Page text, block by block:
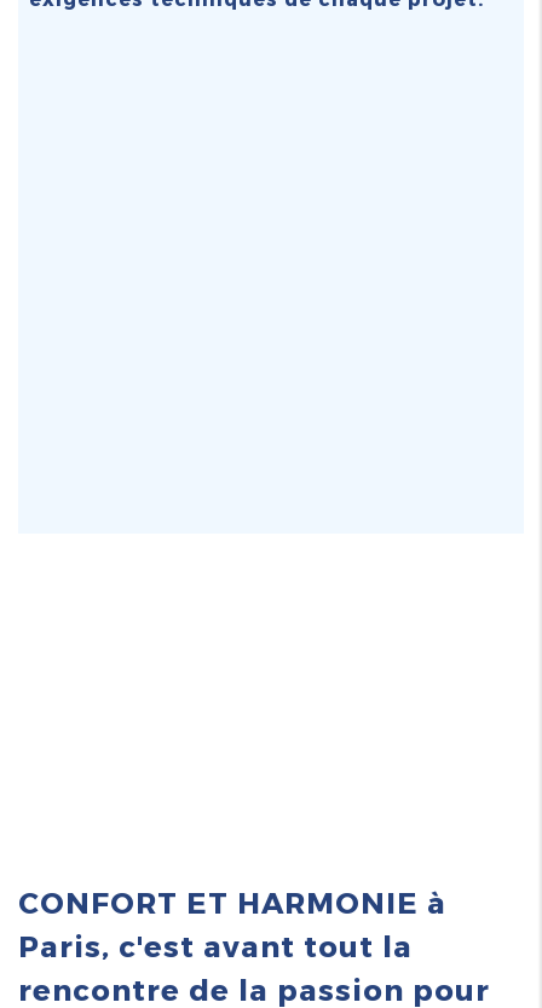
CONFORT ET HARMONIE à
Paris, c'est avant tout la
rencontre de la passion pour